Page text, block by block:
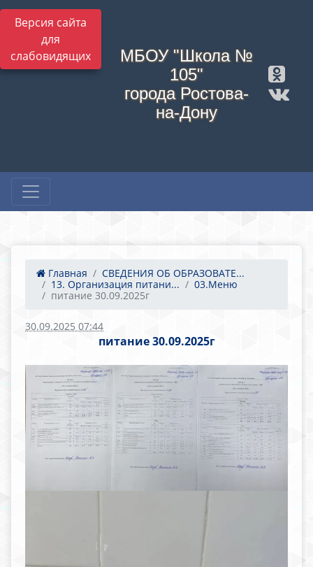
Версия сайта
для
слабовидящих
МБОУ "Школа №
105"
города Ростова-
на-Дону
Главная
СВЕДЕНИЯ ОБ ОБРАЗОВАТЕ...
13. Организация питани...
03.Меню
питание 30.09.2025г
30.09.2025 07:44
питание 30.09.2025г